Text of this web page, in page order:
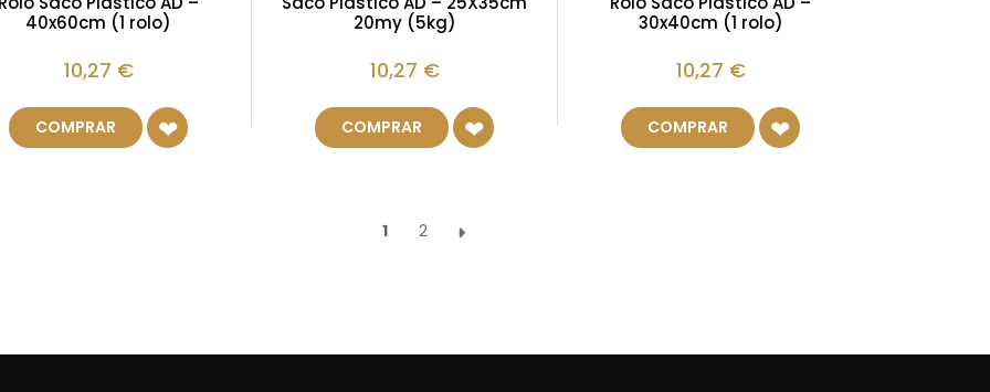
40x60cm (1 rolo)
10,27 €
COMPRAR
20my (5kg)
10,27 €
COMPRAR
30x40cm (1 rolo)
10,27 €
COMPRAR
1 2